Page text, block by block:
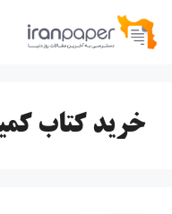
پرش
خرید کتاب